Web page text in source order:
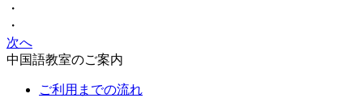
・
・
次へ
中国語教室のご案内
ご利用までの流れ